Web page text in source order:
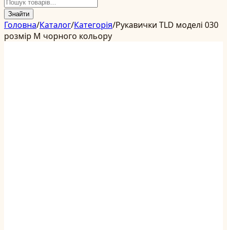
Знайти
Головна/Каталог/Категорія/Рукавички TLD моделі 030
розмір M чорного кольору